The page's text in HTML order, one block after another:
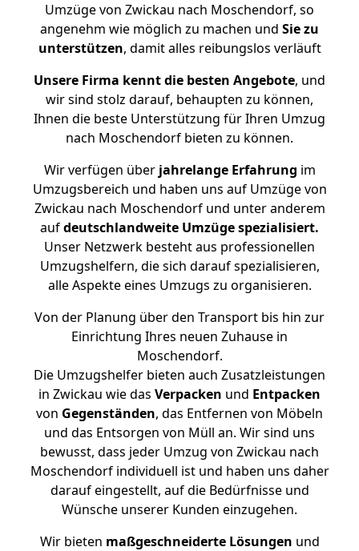
Umzüge von Zwickau nach Moschendorf, so
angenehm wie möglich zu machen und Sie zu
unterstützen, damit alles reibungslos verläuft
Unsere Firma kennt die besten Angebote, und
wir sind stolz darauf, behaupten zu können,
Ihnen die beste Unterstützung für Ihren Umzug
nach Moschendorf bieten zu können.
Wir verfügen überjahrelange Erfahrung im
Umzugsbereich und haben uns auf Umzüge von
Zwickau nach Moschendorf und unter anderem
aufdeutschlandweite Umzüge spezialisiert.
Unser Netzwerk besteht aus professionellen
Umzugshelfern, die sich darauf spezialisieren,
alle Aspekte eines Umzugs zu organisieren.
Von der Planung über den Transport bis hin zur
Einrichtung Ihres neuen Zuhause in
Moschendorf.
Die Umzugshelfer bieten auch Zusatzleistungen
in Zwickau wie das Verpacken und Entpacken
von Gegenständen, das Entfernen von Möbeln
und das Entsorgen von Müll an. Wir sind uns
bewusst, dass jeder Umzug von Zwickau nach
Moschendorf individuell ist und haben uns daher
darauf eingestellt, auf die Bedürfnisse und
Wünsche unserer Kunden einzugehen.
Wir bieten maßgeschneiderte Lösungen und